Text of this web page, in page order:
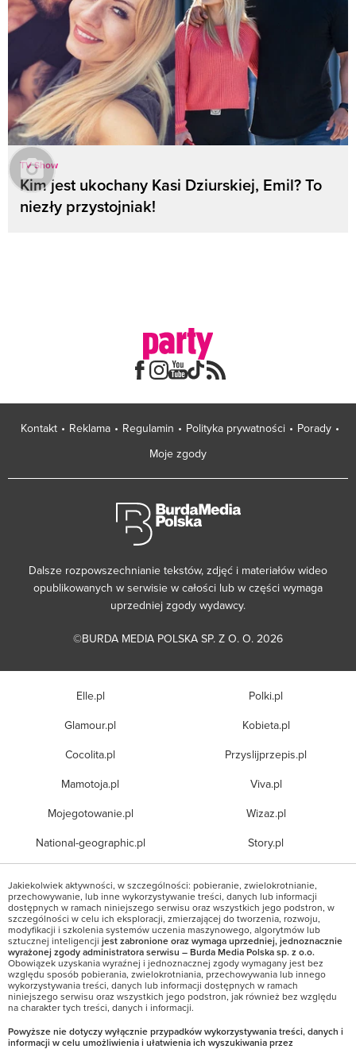
TV Show
Kim jest ukochany Kasi Dziurskiej, Emil? To
niezły przystojniak!
Kontakt Reklama Regulamin Polityka prywatności
Porady
Moje zgody
Dalsze rozpowszechnianie tekstów, zdjęć i materiałów wideo
opublikowanych w serwisie w całości lub w części wymaga
uprzedniej zgody wydawcy.
©BURDA MEDIA POLSKA SP. Z O. O. 2026
Elle.pl
Glamour.pl
Cocolita.pl
Mamotoja.pl
Mojegotowanie.pl
National-geographic.pl
Polki.pl
Kobieta.pl
Przyslijprzepis.pl
Viva.pl
Wizaz.pl
Story.pl
Jakiekolwiek aktywności, w szczególności: pobieranie, zwielokrotnianie,
przechowywanie, lub inne wykorzystywanie treści, danych lub informacji
dostępnych w ramach niniejszego serwisu oraz wszystkich jego podstron, w
szczególności w celu ich eksploracji, zmierzającej do tworzenia, rozwoju,
modyfikacji i szkolenia systemów uczenia maszynowego, algorytmów lub
sztucznej inteligencji jest zabronione oraz wymaga uprzedniej, jednoznacznie
wyrażonej zgody administratora serwisu – Burda Media Polska sp. z o.o.
Obowiązek uzyskania wyraźnej i jednoznacznej zgody wymagany jest bez
względu sposób pobierania, zwielokrotniania, przechowywania lub innego
wykorzystywania treści, danych lub informacji dostępnych w ramach
niniejszego serwisu oraz wszystkich jego podstron, jak również bez względu
na charakter tych treści, danych i informacji.
Powyższe nie dotyczy wyłącznie przypadków wykorzystywania treści, danych i
informacji w celu umożliwienia i ułatwienia ich wyszukiwania przez